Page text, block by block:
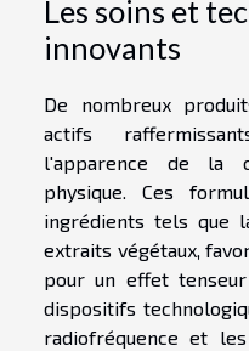
Les soins et
innovants
De nombreux
actifs
l'apparence de la
physique. Ces
ingrédients tels que
extraits végétaux,
pour un effet
dispositifs
radiofréquence et